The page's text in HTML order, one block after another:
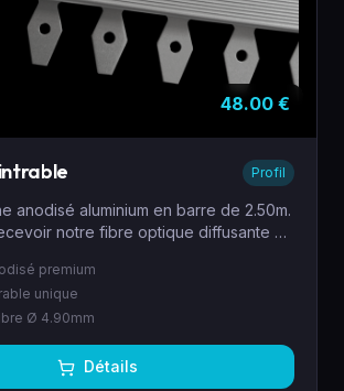
48.00 €
Profil
anodisé aluminium en barre de 2.50m.
notre fibre optique diffusante Ø
le profil pour marches ou
premium
unique
Ø 4.90mm
Détails